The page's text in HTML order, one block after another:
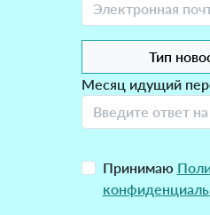
Тип
Месяц идущий
Принимаю